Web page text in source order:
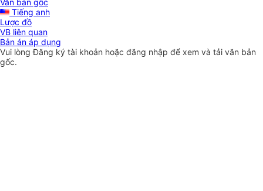
Văn bản gốc
Tiếng anh
Lược đồ
VB liên quan
Bản án áp dụng
Vui lòngĐăng ký tài khoản hoặc đăng nhập để xem và tải văn bản
gốc.